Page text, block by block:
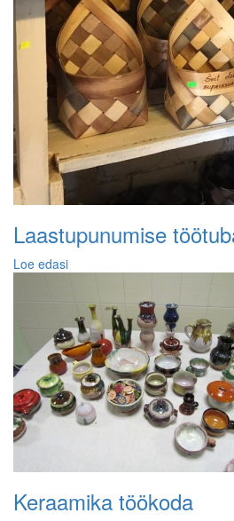
Laastupunumise
Loe edasi
Keraamika töökoda